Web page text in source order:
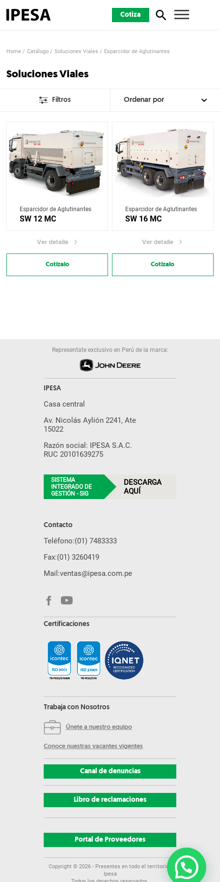
Cotiza
Home Catálogo Soluciones Viales Esparcidor de Aglutinantes
Soluciones Viales
Filtros
Esparcidor de Aglutinantes
SW 12 MC
Ver detalle
Cotízalo
Esparcidor de Aglutinantes
SW 16 MC
Ver detalle
Cotízalo
Representate exclusivo en Perú de la marca:
IPESA
Casa central
Av. Nicolás Aylión 2241, Ate
15022
Razón social: IPESA S.A.C.
RUC 20101639275
SISTEMA
INTEGRADO DE
GESTIÓN - SIG
DESCARGA
AQUÍ
Contacto
Teléfono:(01) 7483333
Fax:(01) 3260419
Mail:ventas@ipesa.com.pe
Certificaciones
Trabaja con Nosotros
Únete a nuestro equipo
Conoce nuestras vacantes vigentes
Canal de denuncias
Libro de reclamaciones
Portal de Proveedores
Copyright © 2026- Presentes en todo el territorio |
Ipesa